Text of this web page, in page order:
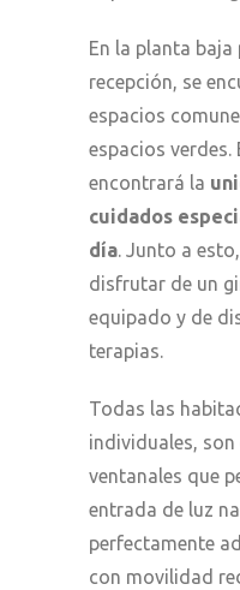
En la planta
recepción, se
espacios
espacios verdes.
encontrará la
cuidados
día. Junto a
disfrutar de un
equipado y de
terapias.
Todas las
individuales,
ventanales que
entrada de luz
perfectamente
con movilidad